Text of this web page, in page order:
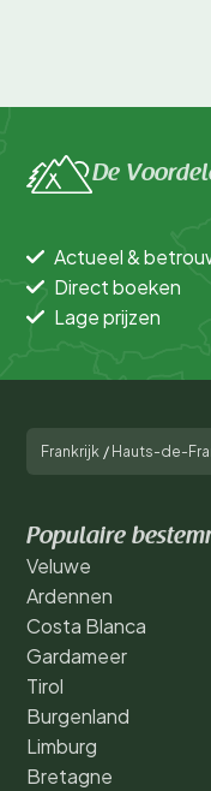
De
Actueel &
Direct boeken
Lage prijzen
Frankrijk / Hauts-de-
Populaire
Veluwe
Ardennen
Costa Blanca
Gardameer
Tirol
Burgenland
Limburg
Bretagne